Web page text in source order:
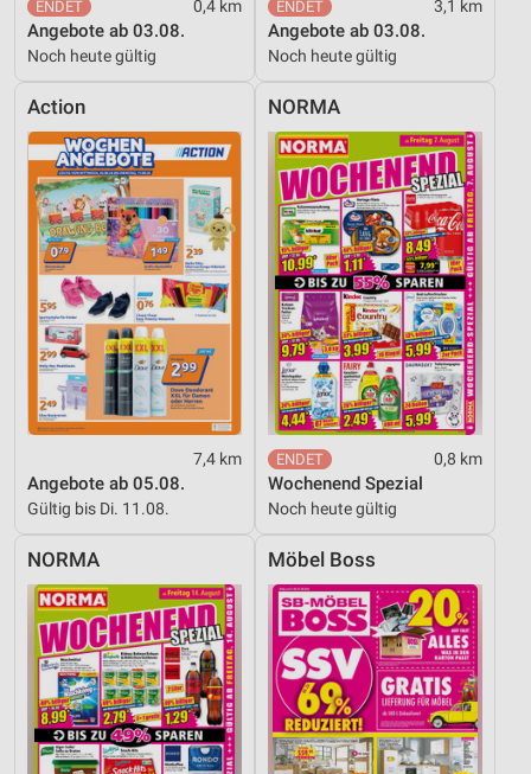
0,4 km
Angebote ab 03.08.
Noch heute gültig
3,1 km
Angebote ab 03.08.
Noch heute gültig
Action
7,4 km
Angebote ab 05.08.
Gültig bis Di. 11.08.
NORMA
0,8 km
Wochenend Spezial
Noch heute gültig
NORMA Möbel Boss
Werbung